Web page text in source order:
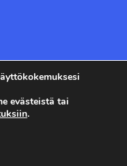
evästeistä tai
.